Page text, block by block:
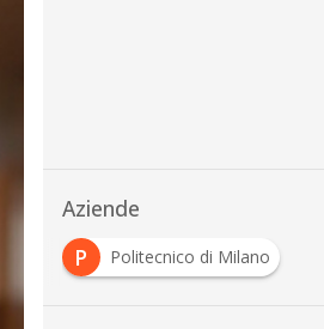
Aziende
P
Politecnico di Milano